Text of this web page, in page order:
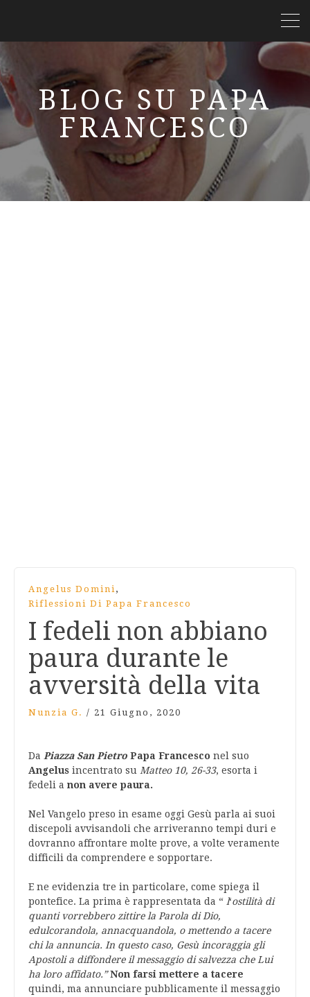
BLOG SU PAPA
FRANCESCO
Angelus Domini,
Riflessioni Di Papa Francesco
I fedeli non abbiano
paura durante le
avversità della vita
Nunzia G. / 21 Giugno, 2020
Da Piazza San Pietro Papa Francesco nel suo
Angelus incentrato su Matteo 10, 26-33, esorta i
fedeli a non avere paura.
Nel Vangelo preso in esame oggi Gesù parla ai suoi
discepoli avvisandoli che arriveranno tempi duri e
dovranno affrontare molte prove, a volte veramente
difficili da comprendere e sopportare.
E ne evidenzia tre in particolare, come spiega il
pontefice. La prima è rappresentata da “ l‘ostilità di
quanti vorrebbero zittire la Parola di Dio,
edulcorandola, annacquandola, o mettendo a tacere
chi la annuncia. In questo caso, Gesù incoraggia gli
Apostoli a diffondere il messaggio di salvezza che Lui
ha loro affidato.”Non farsi mettere a tacere
quindi, ma annunciare pubblicamente il messaggio